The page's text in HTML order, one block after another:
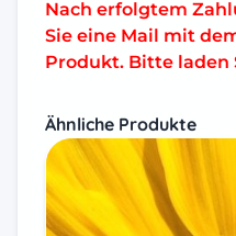
Nach erfolgtem
Sie eine Mail mit
Produkt. Bitte laden
Ähnliche Produkte